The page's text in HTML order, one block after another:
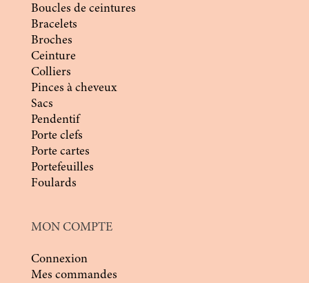
Boucles de ceintures
Bracelets
Broches
Ceinture
Colliers
Pinces à cheveux
Sacs
Pendentif
Porte clefs
Porte cartes
Portefeuilles
Foulards
MON COMPTE
Connexion
Mes commandes